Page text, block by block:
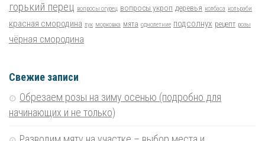
горький перец вопросы огурец вопросы укроп деревья колбаса кольраби
красная смородина лук морковка мята однолетние подсолнух рецепт розы
чёрная смородина
Свежие записи
Обрезаем розы на зиму осенью (подробно для
начинающих и не только)